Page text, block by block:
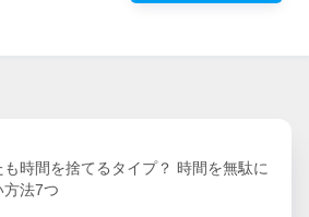
も時間を捨てるタイプ？ 時間を無駄に
方法7つ